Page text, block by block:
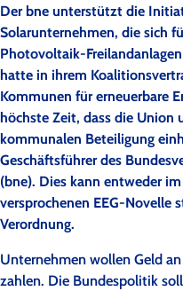
Der bne unterstützt die
Solarunternehmen, die sich
Photovoltaik-
hatte in ihrem
Kommunen für erneuerbare
höchste Zeit, dass die Union
kommunalen Beteiligung
Geschäftsführer des
(bne). Dies kann entweder
versprochenen EEG-Novelle
Verordnung.
Unternehmen wollen Geld
zahlen. Die Bundespolitik